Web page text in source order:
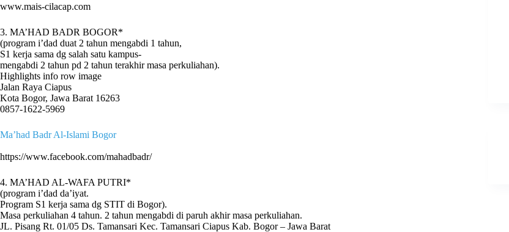
www.mais-cilacap.com
3. MA’HAD BADR BOGOR*
(program i’dad duat 2 tahun mengabdi 1 tahun,
S1 kerja sama dg salah satu kampus-
mengabdi 2 tahun pd 2 tahun terakhir masa perkuliahan).
Highlights info row image
Jalan Raya Ciapus
Kota Bogor, Jawa Barat 16263
0857-1622-5969
Ma’had Badr Al-Islami Bogor
https://www.facebook.com/mahadbadr/
4. MA’HAD AL-WAFA PUTRI*
(program i’dad da’iyat.
Program S1 kerja sama dg STIT di Bogor).
Masa perkuliahan 4 tahun. 2 tahun mengabdi di paruh akhir masa perkuliahan.
JL. Pisang Rt. 01/05 Ds. Tamansari Kec. Tamansari Ciapus Kab. Bogor – Jawa Barat